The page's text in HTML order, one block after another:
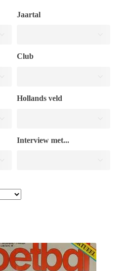
Jaartal
Club
Hollands veld
Interview met...